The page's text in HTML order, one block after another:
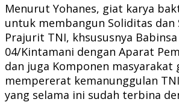
Menurut Yohanes, giat karya
untuk membangun Soliditas dan
Prajurit TNI, khsususnya
04/Kintamani dengan Aparat
dan juga Komponen masyarakat
mempererat kemanunggulan
yang selama ini sudah terbina